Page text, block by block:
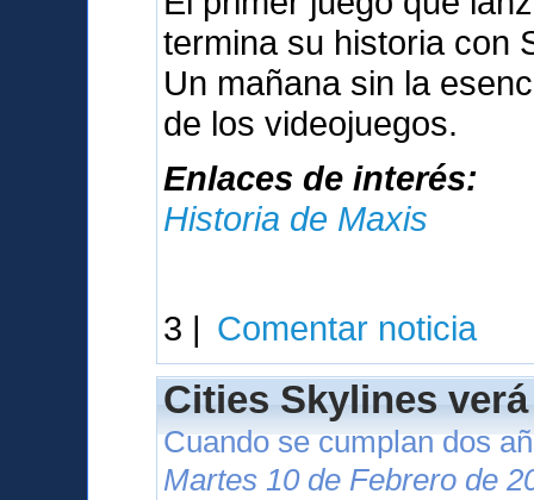
termina su historia con
Un mañana sin la
de los videojuegos.
Enlaces de interés:
Historia de Maxis
3 | Comentar noticia
Cities Skylines
Cuando se cumplan dos
Martes 10 de Febrero de